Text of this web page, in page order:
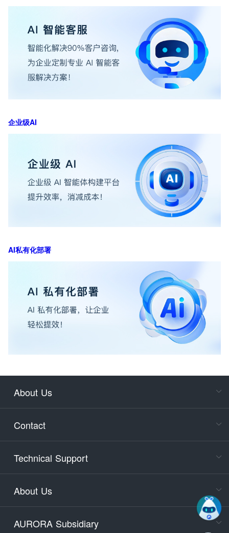
企业级AI
AI私有化部署
About Us
Contact
Technical Support
About Us
AURORA Subsidiary
days)
9:30-